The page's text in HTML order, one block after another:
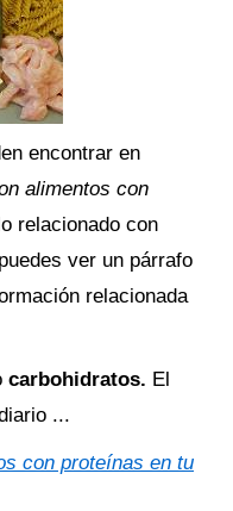
encontrar en
alimentos con
relacionado con
ver un párrafo
relacionada
carbohidratos. El
...
con proteínas en tu